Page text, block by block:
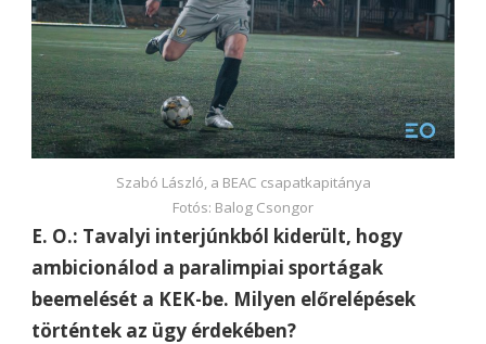
Szabó László, a BEAC csapatkapitánya
Fotós: Balog Csongor
E. O.: Tavalyi interjúnkból kiderült, hogy
ambicionálod a paralimpiai sportágak
beemelését a KEK-be. Milyen előrelépések
történtek az ügy érdekében?